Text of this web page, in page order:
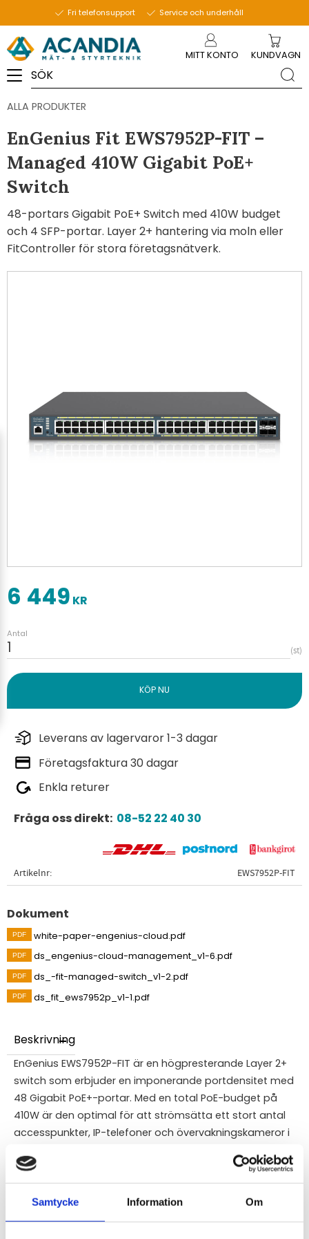
Samtycke Information Om
Fri telefonsupport Service och underhåll
MITT KONTO KUNDVAGN
ALLA PRODUKTER
EnGenius Fit EWS7952P-FIT –
Managed 410W Gigabit PoE+
Switch
48-portars Gigabit PoE+ Switch med 410W budget
och 4 SFP-portar. Layer 2+ hantering via moln eller
FitController för stora företagsnätverk.
6 449 KR
Antal
st
Leverans av lagervaror 1-3 dagar
Företagsfaktura 30 dagar
Enkla returer
Fråga oss direkt: 08-52 22 40 30
Artikelnr EWS7952P-FIT
Dokument
white-paper-engenius-cloud.pdf
ds_engenius-cloud-management_v1-6.pdf
ds_-fit-managed-switch_v1-2.pdf
ds_fit_ews7952p_v1-1.pdf
Beskrivning
EnGenius EWS7952P-FIT är en högpresterande Layer 2+
switch som erbjuder en imponerande portdensitet med
48 Gigabit PoE+-portar. Med en total PoE-budget på
410W är den optimal för att strömsätta ett stort antal
accesspunkter, IP-telefoner och övervakningskameror i
portar för snabba fiberupplänkar och stöder flexibla
hanteringsalternativ via molnet (FitXpress), lokal
FitController eller som en fristående enhet. Dess
avancerade funktioner som Voice-VLAN och robusta